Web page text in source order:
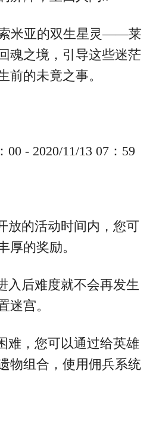
米亚的双生星灵——莱
魂之境，引导这些迷茫
前的未竟之事。
00 - 2020/11/13 07：59
放的活动时间内，您可
厚的奖励。
入后难度就不会再发生
迷宫。
难，您可以通过给英雄
物组合，使用佣兵系统